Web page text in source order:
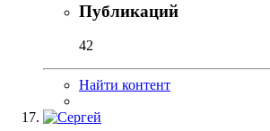
Публикаций
42
Найти контент